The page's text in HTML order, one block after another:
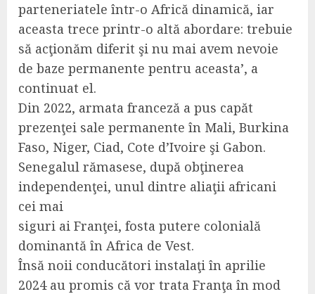
parteneriatele într-o Africă dinamică, iar
aceasta trece printr-o altă abordare: trebuie
să acţionăm diferit şi nu mai avem nevoie
de baze permanente pentru aceasta’, a
continuat el.
Din 2022, armata franceză a pus capăt
prezenţei sale permanente în Mali, Burkina
Faso, Niger, Ciad, Cote d’Ivoire şi Gabon.
Senegalul rămasese, după obţinerea
independenţei, unul dintre aliaţii africani
cei mai
siguri ai Franţei, fosta putere colonială
dominantă în Africa de Vest.
Însă noii conducători instalaţi în aprilie
2024 au promis că vor trata Franţa în mod